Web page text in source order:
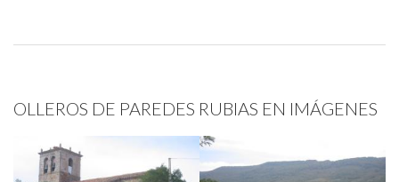
OLLEROS DE PAREDES RUBIAS EN IMÁGENES